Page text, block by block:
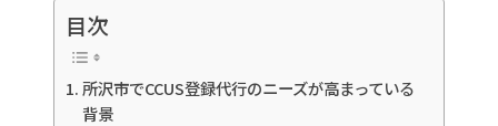
目次
所沢市でCCUS登録代行のニーズが高まっている
背景